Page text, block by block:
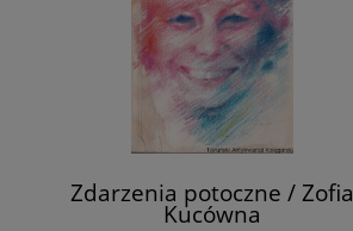
Zdarzenia potoczne / Zofia
Kucówna